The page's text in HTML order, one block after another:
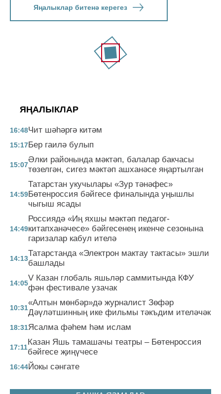
Яңалыклар битенә керегез
ЯҢАЛЫКЛАР
16:48Чит шәһәргә китәм
15:17Бер гаилә булып
15:07
Әлки районында мәктәп, балалар бакчасы
төзелгән, сигез мәктәп ашханәсе яңартылган
14:59
Татарстан укучылары «Зур тәнәфес»
Бөтенроссия бәйгесе финалында уңышлы
чыгыш ясады
14:49
Россиядә «Иң яхшы мәктәп педагог-
китапханәчесе» бәйгесенең икенче сезонына
гаризалар кабул ителә
14:13
Татарстанда «Электрон мактау тактасы» эшли
башлады
14:05
V Казан глобаль яшьләр саммитында КФУ
фән фестивале узачак
10:31
«Алтын мөнбәр»дә журналист Зөфәр
Дәүләтшинның ике фильмы тәкъдим ителәчәк
18:31Ясалма фәһем һәм ислам
17:11
Казан Яшь тамашачы театры – Бөтенроссия
бәйгесе җиңүчесе
16:44Йокы сәнгате